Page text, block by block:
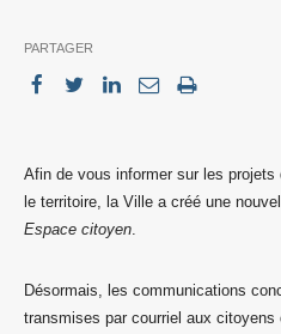
PARTAGER
Afin de vous informer sur les
le territoire, la Ville a créé une
Espace citoyen
Désormais, les communications
transmises par courriel aux